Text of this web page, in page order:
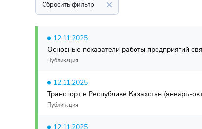
Сбросить фильтр
12.11.2025
Основные показатели работы предприятий
Публикация
12.11.2025
Транспорт в Республике Казахстан (январь-
Публикация
12.11.2025